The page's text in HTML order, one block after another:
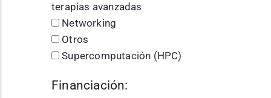
terapias avanzadas
Networking
Otros
Supercomputación (HPC)
Financiación: